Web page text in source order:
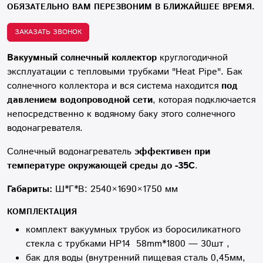
ОБЯЗАТЕЛЬНО ВАМ ПЕРЕЗВОНИМ В БЛИЖАЙШЕЕ ВРЕМЯ.
ЗАКАЗАТЬ ЗВОНОК
Вакуумный солнечный коллектор круглогодичной
эксплуатации с тепловыми трубками "Heat Pipe". Бак
солнечного коллектора и вся система находится под
давлением водопроводной сети, которая подключается
непосредственно к водяному баку этого солнечного
водонагревателя.
Солнечный водонагреватель эффективен при
температуре окружающей среды до -35С.
Габариты: Ш*Г*В: 2540×1690×1750 мм
КОМПЛЕКТАЦИЯ
комплект вакуумных трубок из боросиликатного
стекла с трубками HP14 58mm*1800 — 30шт ,
бак для воды (внутренний пищевая сталь 0,45мм,